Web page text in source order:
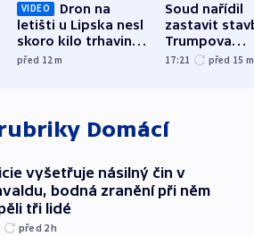
VIDEO
Dron na
letišti u Lipska nesl
skoro kilo trhaviny,
indicie ukazují na
před 12m
Soud nařídil
zastavit
Trumpova
tanečního
17:21 před 15 m
Domácí
vyšetřuje násilný čin v
bodná zranění při něm
tři lidé
před 2h